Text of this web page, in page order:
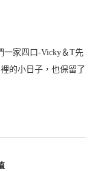
一家四口-Vicky＆T先
的小日子，也保留了